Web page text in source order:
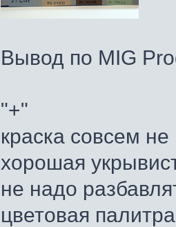
Вывод по MIG
"+"
краска совсем не
хорошая
не надо
цветовая